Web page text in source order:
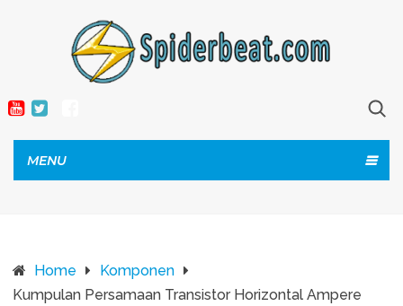
MENU
Home
Komponen
Kumpulan Persamaan Transistor Horizontal Ampere